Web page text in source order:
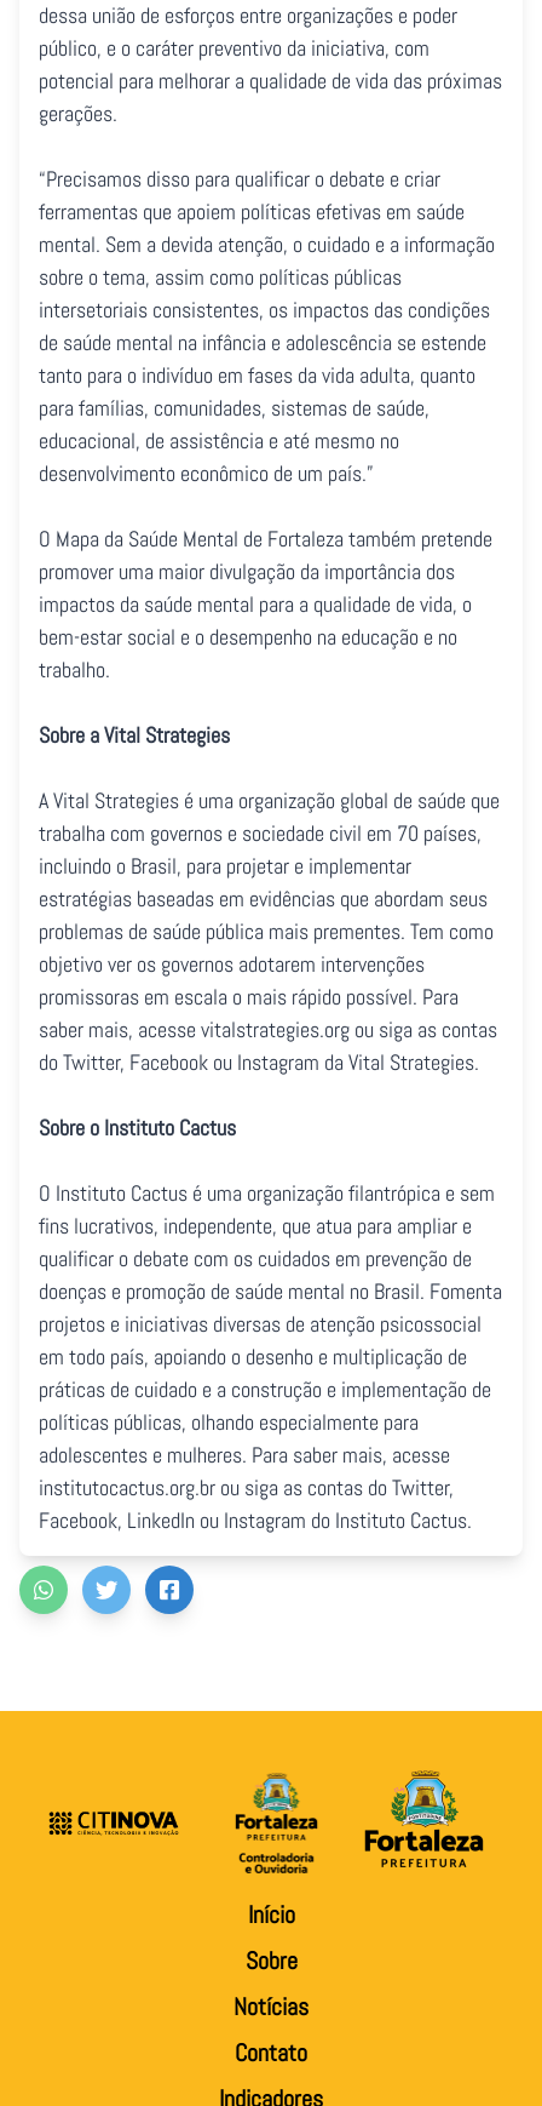
dessa união de esforços entre organizações e poder
público, e o caráter preventivo da iniciativa, com
potencial para melhorar a qualidade de vida das próximas
gerações.
“Precisamos disso para qualificar o debate e criar
ferramentas que apoiem políticas efetivas em saúde
mental. Sem a devida atenção, o cuidado e a informação
sobre o tema, assim como políticas públicas
intersetoriais consistentes, os impactos das condições
de saúde mental na infância e adolescência se estende
tanto para o indivíduo em fases da vida adulta, quanto
para famílias, comunidades, sistemas de saúde,
educacional, de assistência e até mesmo no
desenvolvimento econômico de um país.”
O Mapa da Saúde Mental de Fortaleza também pretende
promover uma maior divulgação da importância dos
impactos da saúde mental para a qualidade de vida, o
bem-estar social e o desempenho na educação e no
trabalho.
Sobre a Vital Strategies
A Vital Strategies é uma organização global de saúde que
trabalha com governos e sociedade civil em 70 países,
incluindo o Brasil, para projetar e implementar
estratégias baseadas em evidências que abordam seus
problemas de saúde pública mais prementes. Tem como
objetivo ver os governos adotarem intervenções
promissoras em escala o mais rápido possível. Para
saber mais, acesse vitalstrategies.org ou siga as contas
do Twitter, Facebook ou Instagram da Vital Strategies.
Sobre o Instituto Cactus
O Instituto Cactus é uma organização filantrópica e sem
fins lucrativos, independente, que atua para ampliar e
qualificar o debate com os cuidados em prevenção de
doenças e promoção de saúde mental no Brasil. Fomenta
projetos e iniciativas diversas de atenção psicossocial
em todo país, apoiando o desenho e multiplicação de
práticas de cuidado e a construção e implementação de
políticas públicas, olhando especialmente para
adolescentes e mulheres. Para saber mais, acesse
institutocactus.org.br ou siga as contas do Twitter,
Facebook, LinkedIn ou Instagram do Instituto Cactus.
Início
Sobre
Notícias
Contato
Indicadores